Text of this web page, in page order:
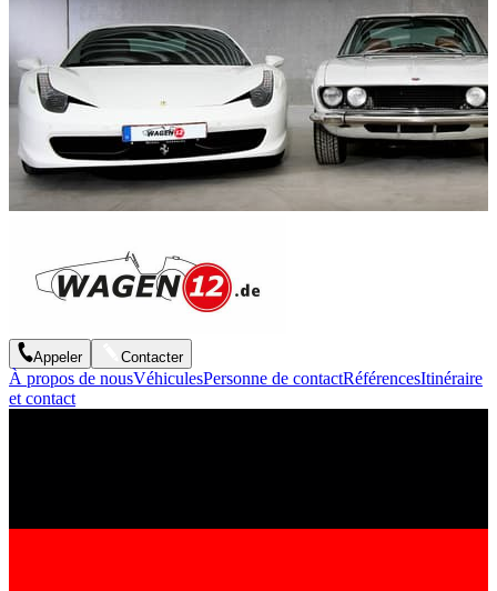
Appeler Contacter
À propos de nousVéhiculesPersonne de contactRéférencesItinéraire
et contact